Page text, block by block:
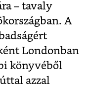
– tavaly
A
Londonban
könyvéből
azzal